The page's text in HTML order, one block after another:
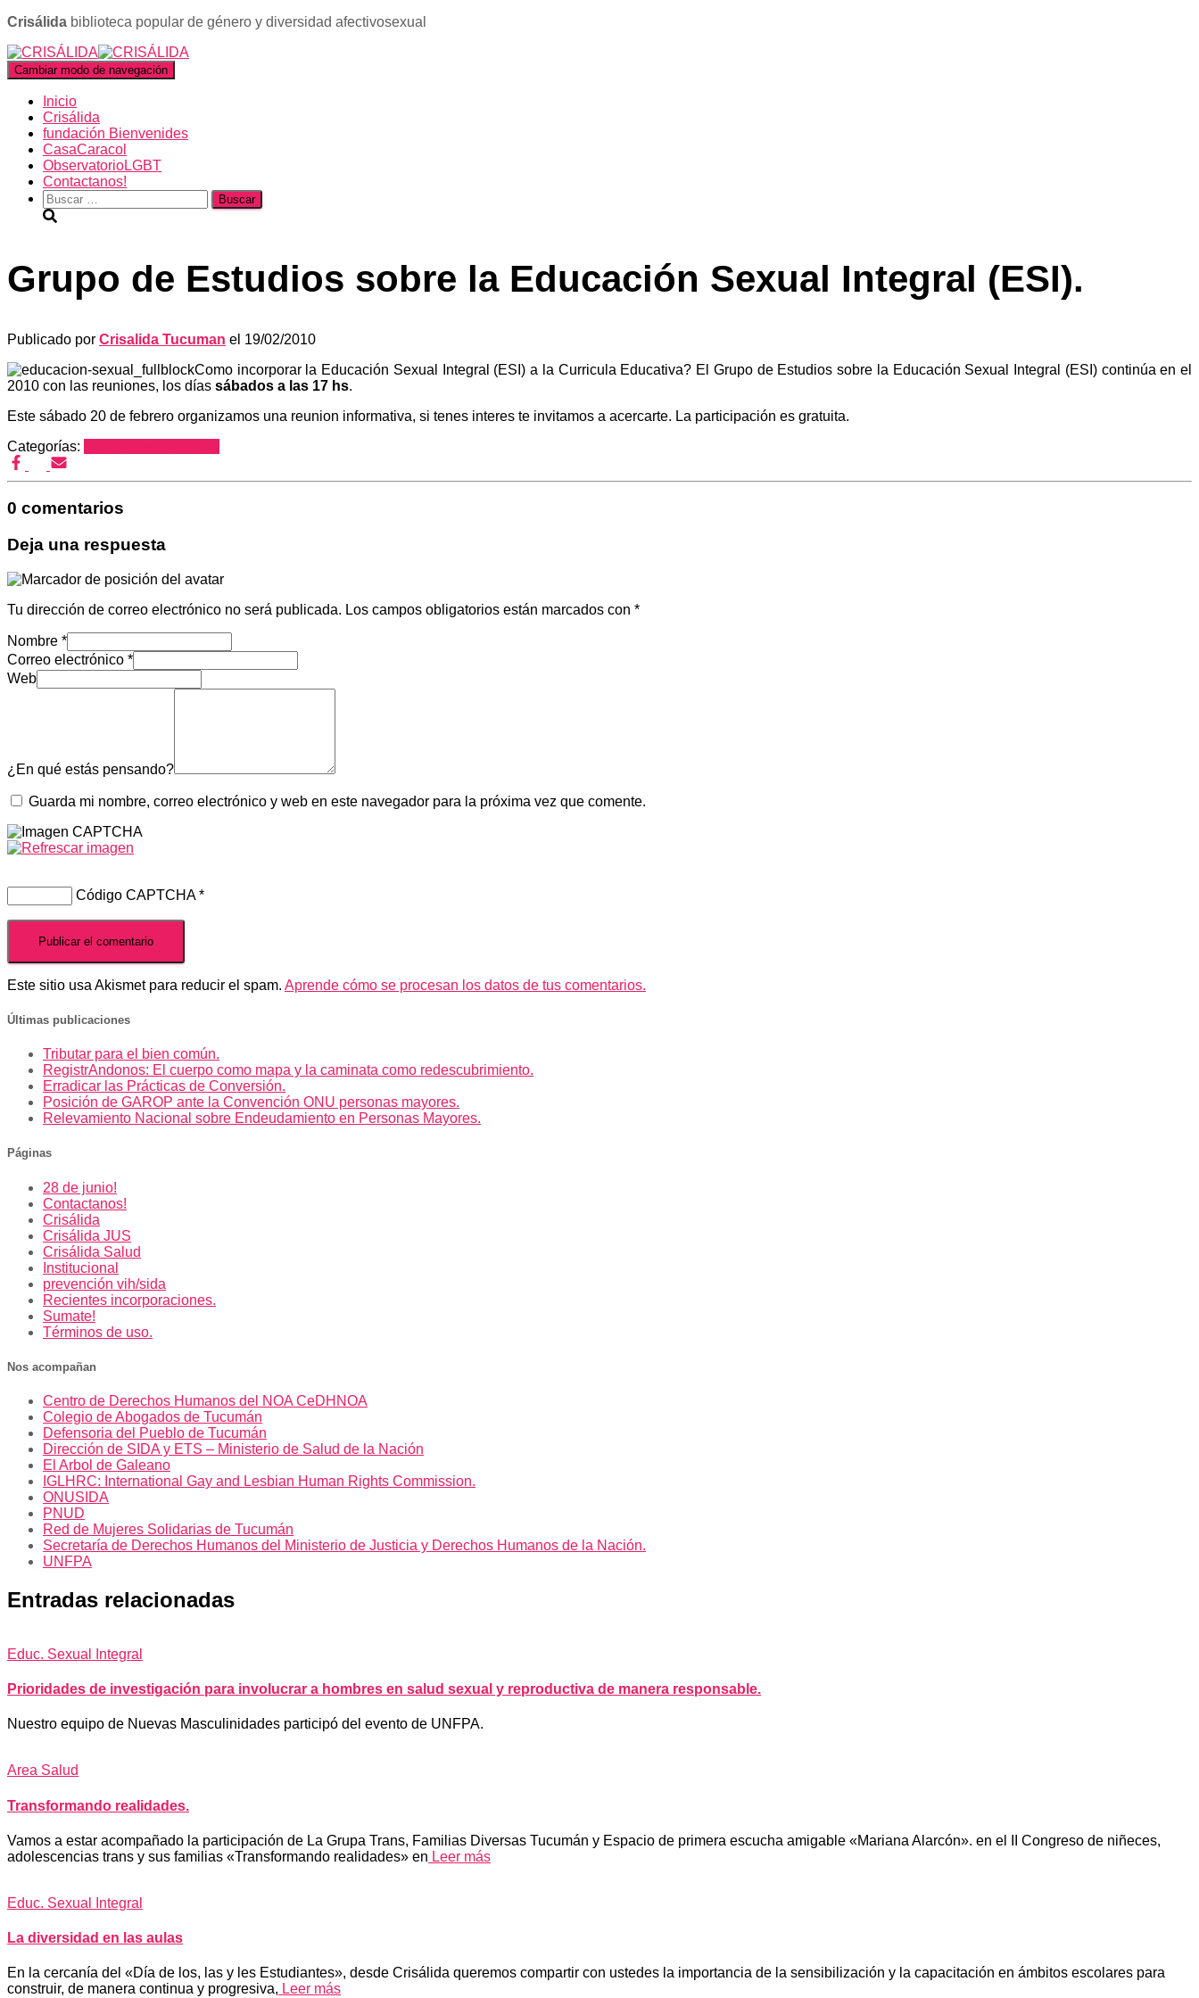
Crisálida biblioteca popular de género y diversidad afectivosexual
Cambiar modo de navegación
Inicio
Crisálida
fundación Bienvenides
CasaCaracol
ObservatorioLGBT
Contactanos!
Buscar:
Grupo de Estudios sobre la Educación Sexual Integral (ESI).
Publicado por Crisalida Tucuman el 19/02/2010
Como incorporar la Educación Sexual Integral (ESI) a la Curricula Educativa? El Grupo de Estudios sobre la Educación Sexual Integral (ESI) continúa en el
2010 con las reuniones, los días sábados a las 17 hs.
Este sábado 20 de febrero organizamos una reunion informativa, si tenes interes te invitamos a acercarte. La participación es gratuita.
Categorías:
0 comentarios
Deja una respuesta
Tu dirección de correo electrónico no será publicada. Los campos obligatorios están marcados con *
Nombre *
Correo electrónico *
Web
¿En qué estás pensando?
Guarda mi nombre, correo electrónico y web en este navegador para la próxima vez que comente.
Código CAPTCHA*
Este sitio usa Akismet para reducir el spam. Aprende cómo se procesan los datos de tus comentarios.
Últimas publicaciones
Tributar para el bien común.
RegistrAndonos: El cuerpo como mapa y la caminata como redescubrimiento.
Erradicar las Prácticas de Conversión.
Posición de GAROP ante la Convención ONU personas mayores.
Relevamiento Nacional sobre Endeudamiento en Personas Mayores.
Páginas
28 de junio!
Contactanos!
Crisálida
Crisálida JUS
Crisálida Salud
Institucional
prevención vih/sida
Recientes incorporaciones.
Sumate!
Términos de uso.
Nos acompañan
Centro de Derechos Humanos del NOA CeDHNOA
Colegio de Abogados de Tucumán
Defensoria del Pueblo de Tucumán
Dirección de SIDA y ETS – Ministerio de Salud de la Nación
El Arbol de Galeano
IGLHRC: International Gay and Lesbian Human Rights Commission.
ONUSIDA
PNUD
Red de Mujeres Solidarias de Tucumán
Secretaría de Derechos Humanos del Ministerio de Justicia y Derechos Humanos de la Nación.
UNFPA
Entradas relacionadas
Educ. Sexual Integral
Prioridades de investigación para involucrar a hombres en salud sexual y reproductiva de manera responsable.
Nuestro equipo de Nuevas Masculinidades participó del evento de UNFPA.
Area Salud
Transformando realidades.
Vamos a estar acompañado la participación de La Grupa Trans, Familias Diversas Tucumán y Espacio de primera escucha amigable «Mariana Alarcón». en el II Congreso de niñeces,
adolescencias trans y sus familias «Transformando realidades» en Leer más
Educ. Sexual Integral
La diversidad en las aulas
En la cercanía del «Día de los, las y les Estudiantes», desde Crisálida queremos compartir con ustedes la importancia de la sensibilización y la capacitación en ámbitos escolares para
construir, de manera continua y progresiva, Leer más